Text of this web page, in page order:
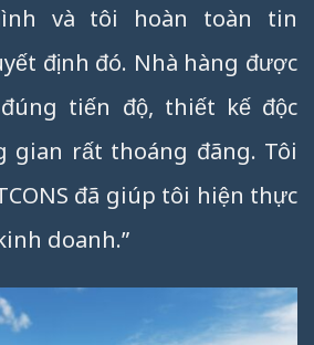
và tôi hoàn toàn tin
định đó. Nhà hàng được
tiến độ, thiết kế độc
gian rất thoáng đãng. Tôi
đã giúp tôi hiện thực
doanh.”